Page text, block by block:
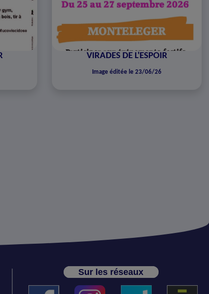
VIRADES DE L'ESPOIR
Image éditée le 23/06/26
Sur les réseaux